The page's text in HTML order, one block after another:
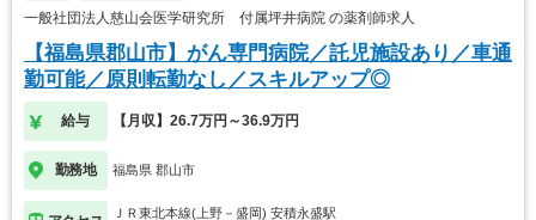
一般社団法人慈山会医学研究所 付属坪井病院 の薬剤師求人
【福島県郡山市】がん専門病院／託児施設あり／車通
勤可能／原則転勤なし／スキルアップ◎
給与 【月収】26.7万円～36.9万円
勤務地 福島県 郡山市
ＪＲ東北本線(上野－盛岡) 安積永盛駅